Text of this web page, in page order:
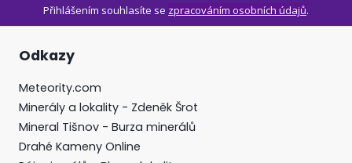
Přihlášením souhlasíte se zpracováním osobních údajů.
Odkazy
Meteority.com
Minerály a lokality - Zdeněk Šrot
Mineral Tišnov - Burza minerálů
Drahé Kameny Online